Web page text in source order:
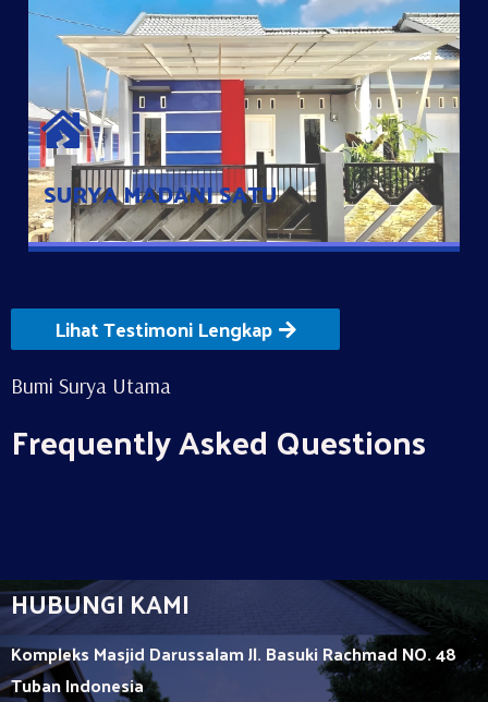
SURYA MADANI SATU
SURYA MADANI SATU
Satu-satunya Hunian nyaman dengan harga subsidi hanya 100
jutaan dengan lokasi strategis di Tuban
Lihat Testimoni Lengkap
Bumi Surya Utama
Frequently Asked Questions
HUBUNGI KAMI
Kompleks Masjid Darussalam Jl. Basuki Rachmad NO. 48
TubanIndonesia